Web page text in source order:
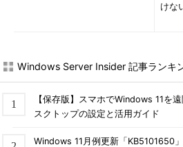
けな
Windows Server Insider 記事ランキ
【保存版】スマホでWindows 11
スクトップの設定と活用ガイド
Windows 11月例更新「KB5101650